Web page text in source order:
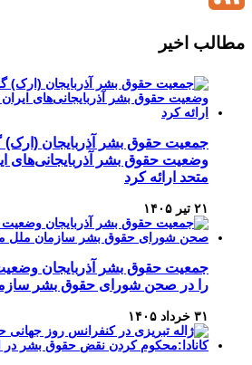
مطالب اخیر
جمعیت حقوق بشر آذربایجان (ارک)
وضعیت حقوق بشر آذربایجانی‌های
متحد ارائه کرد
۲۱ تیر ۱۴۰۵
جمعیت حقوق بشر آذربایجان وضعیت
را در صحن شورای حقوق بشر
۳۱ خرداد ۱۴۰۵